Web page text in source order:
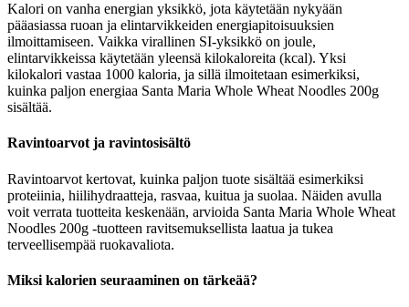
Kalori on vanha energian yksikkö, jota käytetään nykyään
pääasiassa ruoan ja elintarvikkeiden energiapitoisuuksien
ilmoittamiseen. Vaikka virallinen SI-yksikkö on joule,
elintarvikkeissa käytetään yleensä kilokaloreita (kcal). Yksi
kilokalori vastaa 1000 kaloria, ja sillä ilmoitetaan esimerkiksi,
kuinka paljon energiaa Santa Maria Whole Wheat Noodles 200g
sisältää.
Ravintoarvot ja ravintosisältö
Ravintoarvot kertovat, kuinka paljon tuote sisältää esimerkiksi
proteiinia, hiilihydraatteja, rasvaa, kuitua ja suolaa. Näiden avulla
voit verrata tuotteita keskenään, arvioida Santa Maria Whole Wheat
Noodles 200g -tuotteen ravitsemuksellista laatua ja tukea
terveellisempää ruokavaliota.
Miksi kalorien seuraaminen on tärkeää?